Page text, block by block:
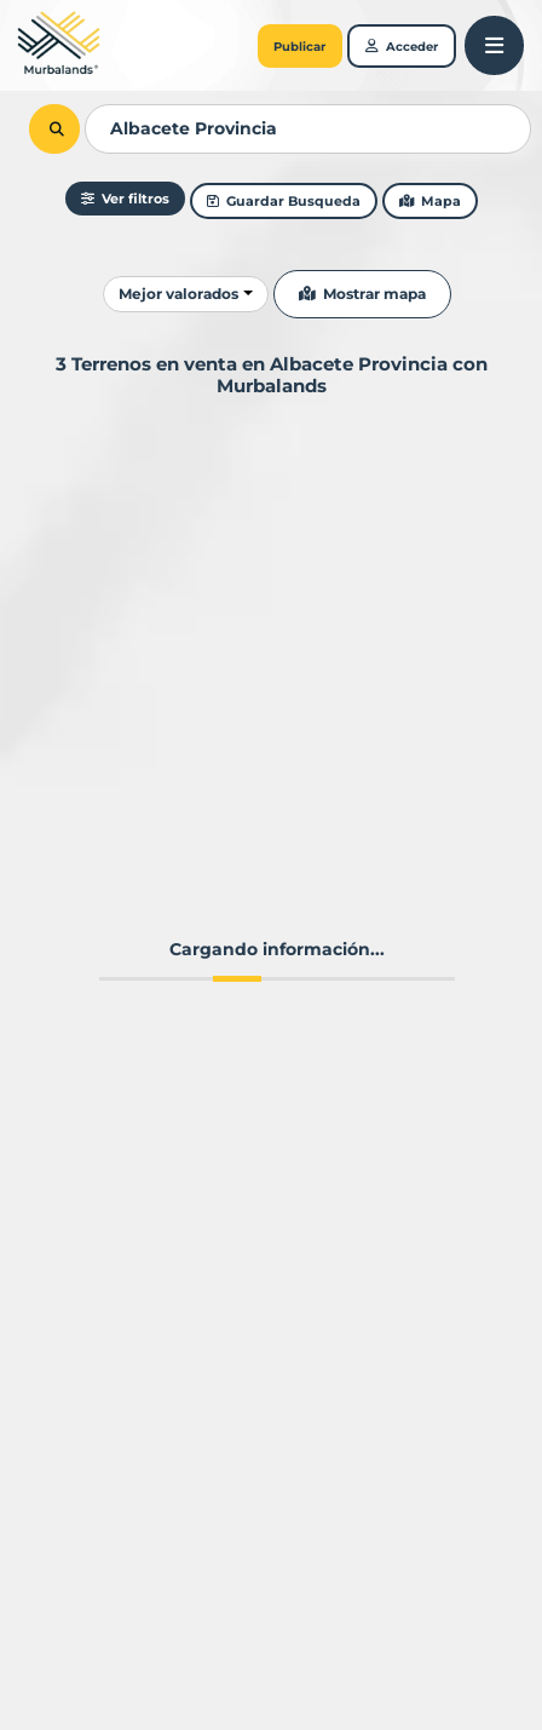
Publicar Acceder
Ver filtros Guardar Busqueda Mapa
Ordenar resultados
Mejor valorados Mostrar mapa
3 Terrenos en venta en Albacete Provincia con
Murbalands
Cargando información...